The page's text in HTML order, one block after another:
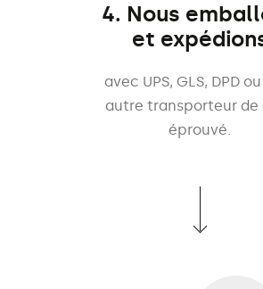
4. Nous
et
avec UPS, GLS, DPD
autre transporteur de
éprouvé.